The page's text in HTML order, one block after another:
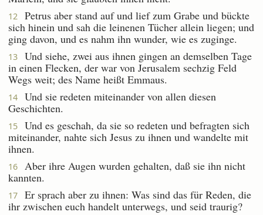
12
Petrus aber stand auf und lief zum Grabe und bückte
sich hinein und sah die leinenen Tücher allein liegen; und
ging davon, und es nahm ihn wunder, wie es zuginge.
13
Und siehe, zwei aus ihnen gingen an demselben Tage
in einen Flecken, der war von Jerusalem sechzig Feld
Wegs weit; des Name heißt Emmaus.
14
Und sie redeten miteinander von allen diesen
Geschichten.
15
Und es geschah, da sie so redeten und befragten sich
miteinander, nahte sich Jesus zu ihnen und wandelte mit
ihnen.
16
Aber ihre Augen wurden gehalten, daß sie ihn nicht
kannten.
17
Er sprach aber zu ihnen: Was sind das für Reden, die
ihr zwischen euch handelt unterwegs, und seid traurig?